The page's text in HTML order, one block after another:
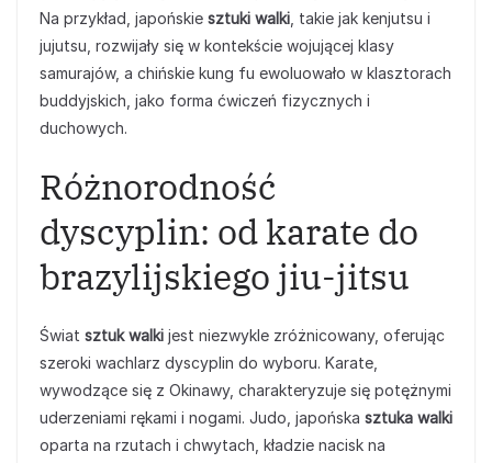
Na przykład, japońskie sztuki walki , takie jak kenjutsu i
jujutsu, rozwijały się w kontekście wojującej klasy
samurajów, a chińskie kung fu ewoluowało w klasztorach
buddyjskich, jako forma ćwiczeń fizycznych i
duchowych.
Różnorodność
dyscyplin: od karate do
brazylijskiego jiu-jitsu
Świat sztuk walki jest niezwykle zróżnicowany, oferując
szeroki wachlarz dyscyplin do wyboru. Karate,
wywodzące się z Okinawy, charakteryzuje się potężnymi
uderzeniami rękami i nogami. Judo, japońska sztuka walki
oparta na rzutach i chwytach, kładzie nacisk na